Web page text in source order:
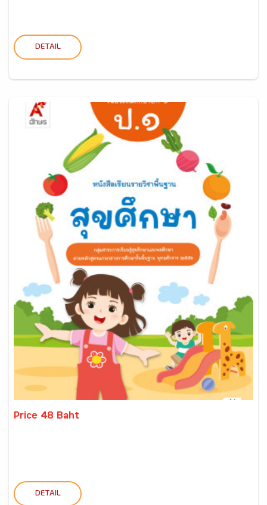
DETAIL
Price 48 Baht
DETAIL